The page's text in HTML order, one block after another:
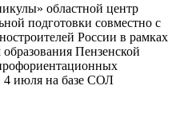
областной центр
подготовки совместно с
России в рамках
Пензенской
4 июля на базе СОЛ